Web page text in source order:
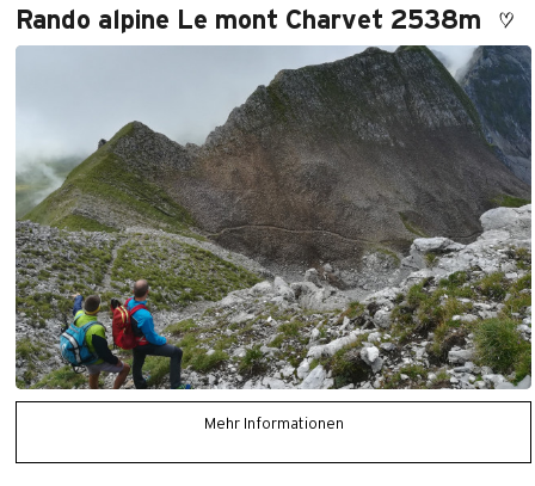
Rando alpine Le mont Charvet 2538m
Mehr Informationen